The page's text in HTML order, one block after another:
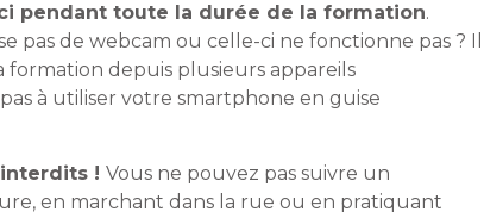
pendant toute la durée de la formation.
pas de webcam ou celle-ci ne fonctionne pas ? Il
formation depuis plusieurs appareils
à utiliser votre smartphone en guise
! Vous ne pouvez pas suivre un
en marchant dans la rue ou en pratiquant